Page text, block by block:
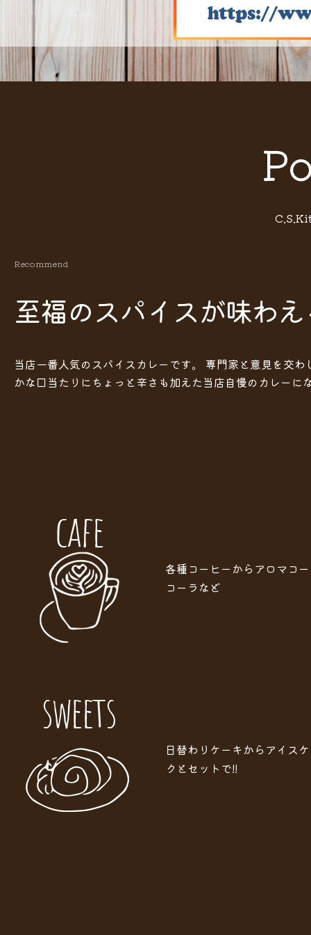
Recommend
至福のスパイスが味わ
当店一番人気のスパイスカレーです。 専門家と意見を交
かな口当たりにちょっと辛さも加えた当店自慢のカレー
各種コーヒーからアロマコ
コーラなど
日替わりケーキからアイス
クとセットで!!